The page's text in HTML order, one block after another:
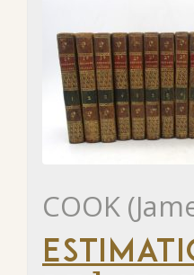
COOK